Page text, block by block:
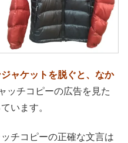
ャケットを脱ぐと、なか
ッチコピーの広告を見た
います。
チコピーの正確な文言は